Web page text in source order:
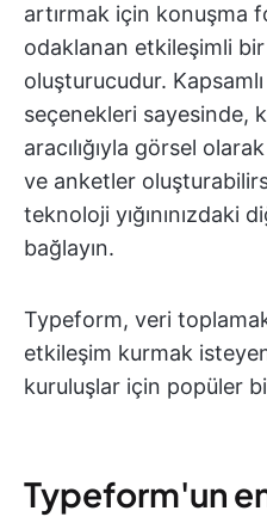
artırmak için konuşma
odaklanan etkileşimli
oluşturucudur.
seçenekleri sayesinde,
aracılığıyla görsel
ve anketler
teknoloji yığınınızdaki
bağlayın.
Typeform, veri
etkileşim kurmak
kuruluşlar için popüler
Typeform'un